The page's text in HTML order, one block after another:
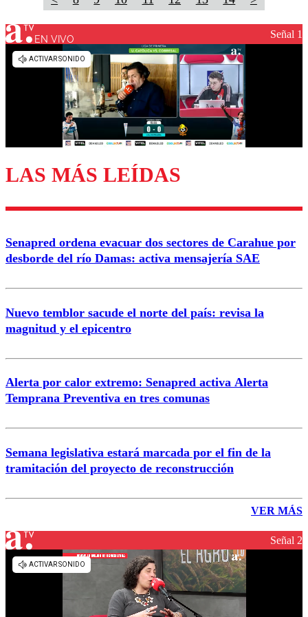
EN VIVO Señal 1
LAS MÁS LEÍDAS
Senapred ordena evacuar dos sectores de Carahue por
desborde del río Damas: activa mensajería SAE
Nuevo temblor sacude el norte del país: revisa la
magnitud y el epicentro
Alerta por calor extremo: Senapred activa Alerta
Temprana Preventiva en tres comunas
Semana legislativa estará marcada por el fin de la
tramitación del proyecto de reconstrucción
VER MÁS
Señal 2